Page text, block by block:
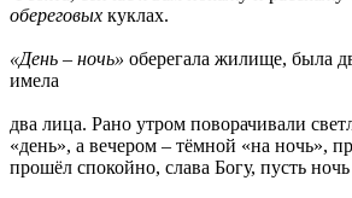
обереговых куклах.
«День – ночь» оберегала жилище, была
имела
два лица. Рано утром поворачивали
«день», а вечером – тёмной «на ночь»,
прошёл спокойно, слава Богу, пусть